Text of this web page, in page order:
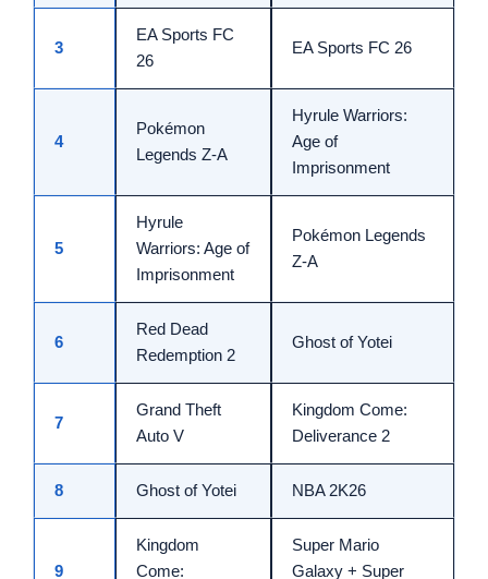
3
EA Sports FC
26
EA Sports FC 26
4
Pokémon
Legends Z-A
Hyrule Warriors:
Age of
Imprisonment
5
Hyrule
Warriors: Age of
Imprisonment
Pokémon Legends
Z-A
6
Red Dead
Redemption 2
Ghost of Yotei
7
Grand Theft
Auto V
Kingdom Come:
Deliverance 2
8 Ghost of Yotei NBA 2K26
9
Kingdom
Come:
Super Mario
Galaxy + Super